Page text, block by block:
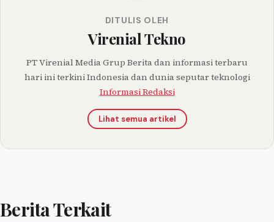
DITULIS OLEH
Virenial Tekno
PT Virenial Media Grup Berita dan informasi terbaru
hari ini terkini Indonesia dan dunia seputar teknologi
Informasi Redaksi
Lihat semua artikel
Berita Terkait